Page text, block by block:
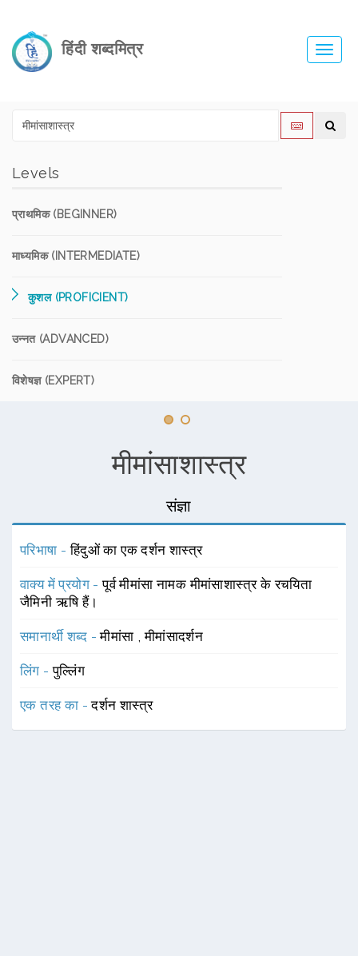
हिंदी शब्दमित्र
Levels
प्राथमिक (BEGINNER)
माध्यमिक (INTERMEDIATE)
कुशल (PROFICIENT)
उन्नत (ADVANCED)
विशेषज्ञ (EXPERT)
मीमांसाशास्त्र
संज्ञा
परिभाषा -हिंदुओं का एक दर्शन शास्त्र
वाक्य में प्रयोग -पूर्व मीमांसा नामक मीमांसाशास्त्र के रचयिता
जैमिनी ऋषि हैं।
समानार्थी शब्द -मीमांसा ,मीमांसादर्शन
लिंग -पुल्लिंग
एक तरह का -दर्शन शास्त्र